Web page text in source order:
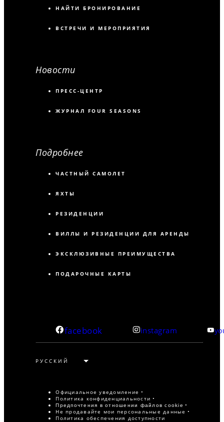
НАЙТИ БРОНИРОВАНИЕ
ВСТРЕЧИ И МЕРОПРИЯТИЯ
Новости
ПРЕСС-ЦЕНТР
ЖУРНАЛ FOUR SEASONS
Подробнее
ЧАСТНЫЙ САМОЛЕТ
ЯХТЫ
РЕЗИДЕНЦИИ
ВИЛЛЫ И РЕЗИДЕНЦИИ ДЛЯ АРЕНДЫ
ЭКСКЛЮЗИВНЫЕ ПРЕИМУЩЕСТВА
ПОДАРОЧНЫЕ КАРТЫ
facebook instagram
Официальное уведомление
Политика конфиденциальности
Предпочтения в отношении файлов cookie
Не продавайте мои персональные данные
Политика обеспечения доступности